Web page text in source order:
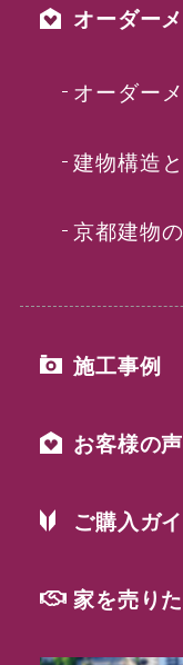
オーダー
オーダー
建物構造
京都建物
施工事例
お客様の声
ご購入ガ
家を売り